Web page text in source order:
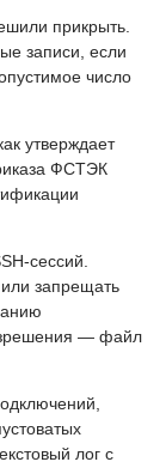
прикрыть.
записи, если
число
утверждает
ФСТЭК
сессий.
запрещать
— файл
лог с